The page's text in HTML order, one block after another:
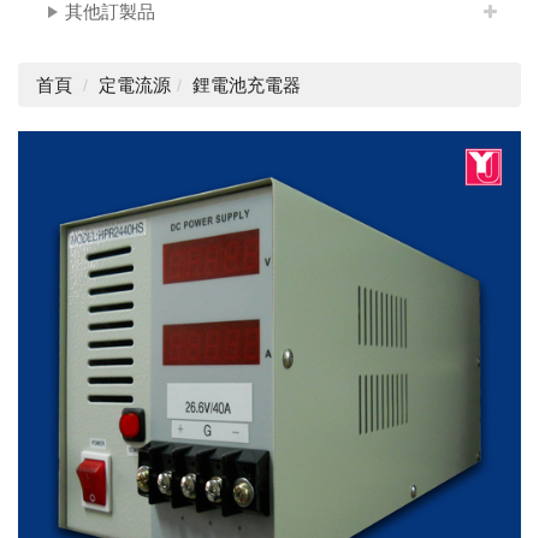
其他訂製品
首頁 定電流源 鋰電池充電器